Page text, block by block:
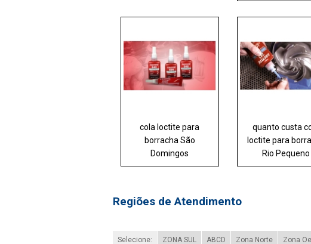
cola loctite para
borracha São
Domingos
quanto custa
loctite para
Rio Pequeno
Regiões de Atendimento
Selecione: ZONA SUL ABCD Zona Norte Zona